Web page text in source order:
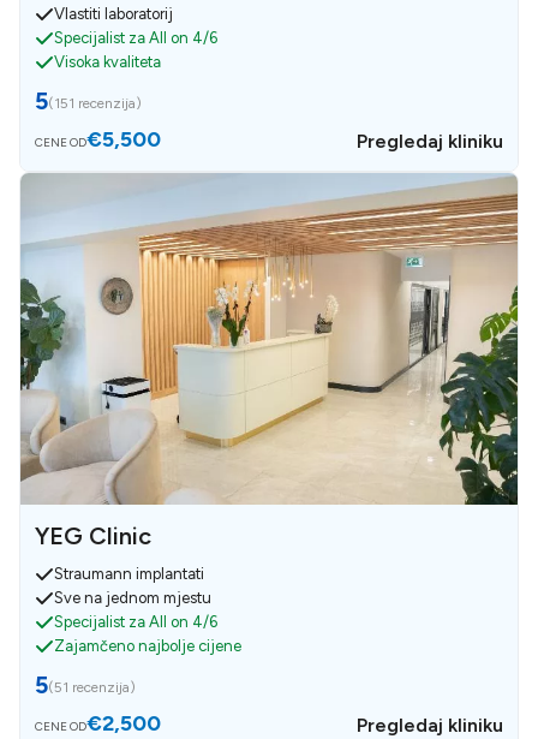
Vlastiti laboratorij
Specijalist za All on 4/6
Visoka kvaliteta
5(151 recenzija)
CENE OD€5,500 Pregledaj kliniku
YEG Clinic
Straumann implantati
Sve na jednom mjestu
Specijalist za All on 4/6
Zajamčeno najbolje cijene
5(51 recenzija)
CENE OD€2,500 Pregledaj kliniku